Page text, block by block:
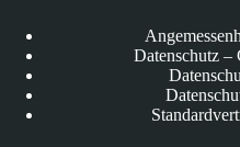
Datenschutz –